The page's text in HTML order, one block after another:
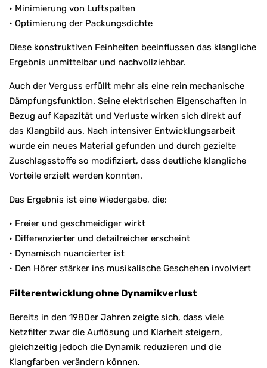
• Minimierung von Luftspalten
• Optimierung der Packungsdichte
Diese konstruktiven Feinheiten beeinflussen das klangliche
Ergebnis unmittelbar und nachvollziehbar.
Auch der Verguss erfüllt mehr als eine rein mechanische
Dämpfungsfunktion. Seine elektrischen Eigenschaften in
Bezug auf Kapazität und Verluste wirken sich direkt auf
das Klangbild aus. Nach intensiver Entwicklungsarbeit
wurde ein neues Material gefunden und durch gezielte
Zuschlagsstoffe so modifiziert, dass deutliche klangliche
Vorteile erzielt werden konnten.
Das Ergebnis ist eine Wiedergabe, die:
• Freier und geschmeidiger wirkt
• Differenzierter und detailreicher erscheint
• Dynamisch nuancierter ist
• Den Hörer stärker ins musikalische Geschehen involviert
Filterentwicklung ohne Dynamikverlust
Bereits in den 1980er Jahren zeigte sich, dass viele
Netzfilter zwar die Auflösung und Klarheit steigern,
gleichzeitig jedoch die Dynamik reduzieren und die
Klangfarben verändern können.